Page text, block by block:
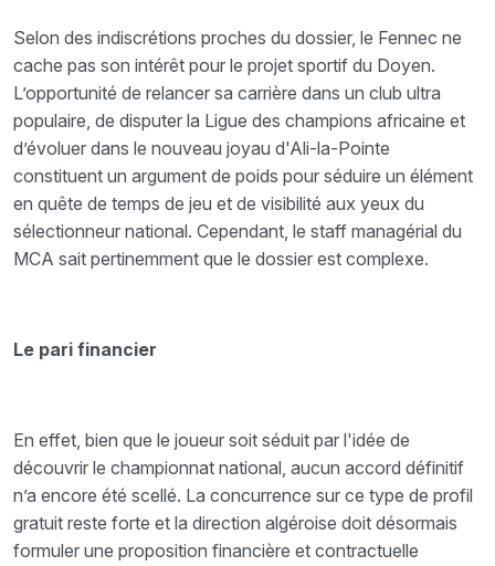
Selon des indiscrétions proches du dossier, le Fennec ne
cache pas son intérêt pour le projet sportif du Doyen.
L’opportunité de relancer sa carrière dans un club ultra
populaire, de disputer la Ligue des champions africaine et
d’évoluer dans le nouveau joyau d'Ali-la-Pointe
constituent un argument de poids pour séduire un élément
en quête de temps de jeu et de visibilité aux yeux du
sélectionneur national. Cependant, le staff managérial du
MCA sait pertinemment que le dossier est complexe.
Le pari financier
En effet, bien que le joueur soit séduit par l'idée de
découvrir le championnat national, aucun accord définitif
n’a encore été scellé. La concurrence sur ce type de profil
gratuit reste forte et la direction algéroise doit désormais
formuler une proposition financière et contractuelle